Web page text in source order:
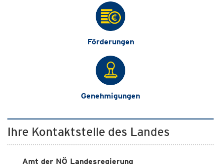
Förderungen
Genehmigungen
Ihre Kontaktstelle des Landes
Amt der NÖ Landesregierung